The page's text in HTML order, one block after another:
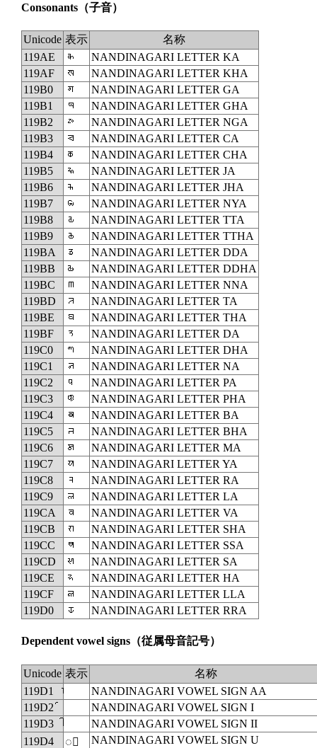
Consonants （子音）
Unicode 表示
名称
119AE
𑦮
NANDINAGARI LETTER KA
119AF
𑦯
NANDINAGARI LETTER KHA
119B0
𑦰
NANDINAGARI LETTER GA
119B1
𑦱
NANDINAGARI LETTER GHA
119B2
𑦲
NANDINAGARI LETTER NGA
119B3
𑦳
NANDINAGARI LETTER CA
119B4
𑦴
NANDINAGARI LETTER CHA
119B5
𑦵
NANDINAGARI LETTER JA
119B6
𑦶
NANDINAGARI LETTER JHA
119B7
𑦷
NANDINAGARI LETTER NYA
119B8
𑦸
NANDINAGARI LETTER TTA
119B9
𑦹
NANDINAGARI LETTER TTHA
119BA
𑦺
NANDINAGARI LETTER DDA
119BB
𑦻
NANDINAGARI LETTER DDHA
119BC
𑦼
NANDINAGARI LETTER NNA
119BD
𑦽
NANDINAGARI LETTER TA
119BE
𑦾
NANDINAGARI LETTER THA
119BF
𑦿
NANDINAGARI LETTER DA
119C0
𑧀
NANDINAGARI LETTER DHA
119C1
𑧁
NANDINAGARI LETTER NA
119C2
𑧂
NANDINAGARI LETTER PA
119C3
𑧃
NANDINAGARI LETTER PHA
119C4
𑧄
NANDINAGARI LETTER BA
119C5
𑧅
NANDINAGARI LETTER BHA
119C6
𑧆
NANDINAGARI LETTER MA
119C7
𑧇
NANDINAGARI LETTER YA
119C8
𑧈
NANDINAGARI LETTER RA
119C9
𑧉
NANDINAGARI LETTER LA
119CA
𑧊
NANDINAGARI LETTER VA
119CB
𑧋
NANDINAGARI LETTER SHA
119CC
𑧌
NANDINAGARI LETTER SSA
119CD
𑧍
NANDINAGARI LETTER SA
119CE
𑧎
NANDINAGARI LETTER HA
119CF
𑧏
NANDINAGARI LETTER LLA
119D0
𑧐 NANDINAGARI LETTER RRA
Dependent vowel signs （従属母音記号）
Unicode 表示
名称
119D1
NANDINAGARI VOWEL SIGN AA
119D2
NANDINAGARI VOWEL SIGN I
119D3
NANDINAGARI VOWEL SIGN II
119D4
◌𑧔
NANDINAGARI VOWEL SIGN U